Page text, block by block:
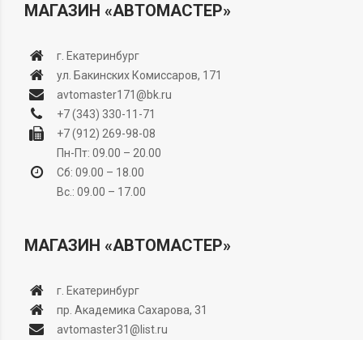
МАГАЗИН «АВТОМАСТЕР»
г. Екатеринбург
ул. Бакинских Комиссаров, 171
avtomaster171@bk.ru
+7 (343) 330-11-71
+7 (912) 269-98-08
Пн-Пт: 09.00 – 20.00
Сб: 09.00 – 18.00
Вс.: 09.00 – 17.00
МАГАЗИН «АВТОМАСТЕР»
г. Екатеринбург
пр. Академика Сахарова, 31
avtomaster31@list.ru